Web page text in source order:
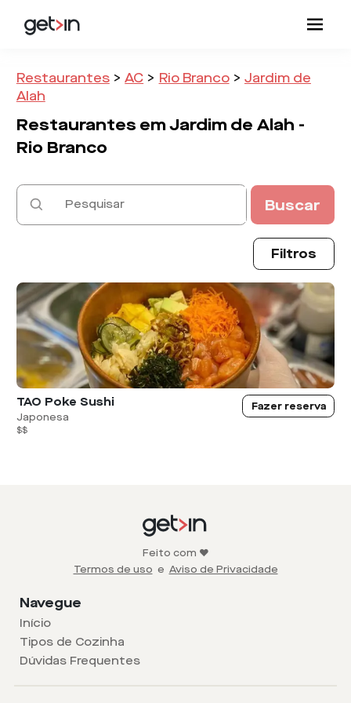
Restaurantes > AC > Rio Branco > Jardim de
Alah
Restaurantes emJardim de Alah -
Rio Branco
Buscar
Filtros
TAO Poke Sushi
Japonesa
$$
Fazer reserva
Feito com ❤️
Termos de uso e Aviso de Privacidade
Navegue
Início
Tipos de Cozinha
Dúvidas Frequentes